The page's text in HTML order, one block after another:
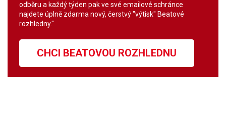
odběru a každý týden pak ve své emailové schránce
najdete úplně zdarma nový, čerstvý "výtisk" Beatové
rozhledny."
CHCI BEATOVOU ROZHLEDNU